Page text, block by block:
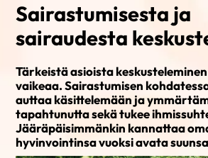
Sairastumisesta ja
sairaudesta
Tärkeistä asioista keskusteleminen
vaikeaa. Sairastumisen
auttaa käsittelemään ja
tapahtunutta sekä tukee
Jääräpäisimmänkin kannattaa
hyvinvointinsa vuoksi avata